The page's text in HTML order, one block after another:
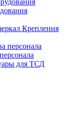
Крепления
для ТСД